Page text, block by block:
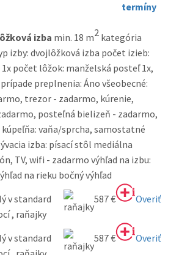
termíny
izba min. 18 m2 kategória
izby: dvojlôžková izba počet izieb:
počet lôžok: manželská posteľ 1x,
preplnenia: Áno všeobecné:
trezor - zadarmo, kúrenie,
posteľná bielizeň - zadarmo,
vaňa/sprcha, samostatné
izba: písací stôl mediálna
TV, wifi - zadarmo výhľad na izbu:
na rieku bočný výhľad
v standard
, raňajky
587 € Overiť
v standard
587 € Overiť